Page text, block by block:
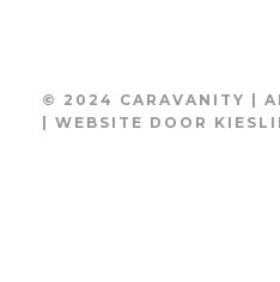
© 2024 CARAVANITY |
| WEBSITE DOOR